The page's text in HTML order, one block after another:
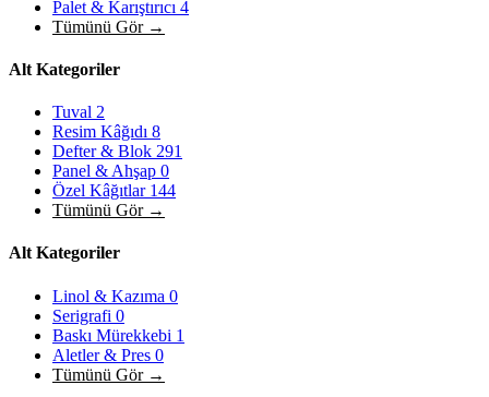
Palet & Karıştırıcı 4
Tümünü Gör →
Alt Kategoriler
Tuval 2
Resim Kâğıdı 8
Defter & Blok 291
Panel & Ahşap 0
Özel Kâğıtlar 144
Tümünü Gör →
Alt Kategoriler
Linol & Kazıma 0
Serigrafi 0
Baskı Mürekkebi 1
Aletler & Pres 0
Tümünü Gör →